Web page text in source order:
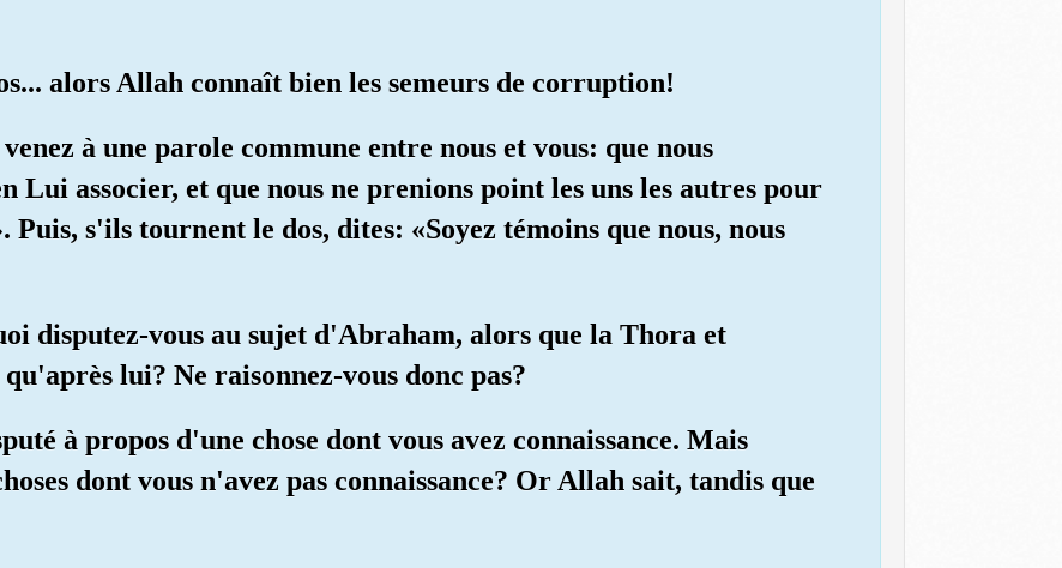
alors Allah connaît bien les semeurs de corruption!
à une parole commune entre nous et vous: que nous
Lui associer, et que nous ne prenions point les uns les autres pour
s'ils tournent le dos, dites: «Soyez témoins que nous, nous
disputez-vous au sujet d'Abraham, alors que la Thora et
lui? Ne raisonnez-vous donc pas?
à propos d'une chose dont vous avez connaissance. Mais
dont vous n'avez pas connaissance? Or Allah sait, tandis que